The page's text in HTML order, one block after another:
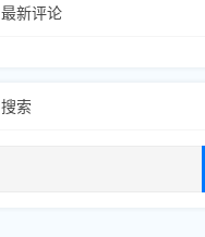
最新评论
搜索